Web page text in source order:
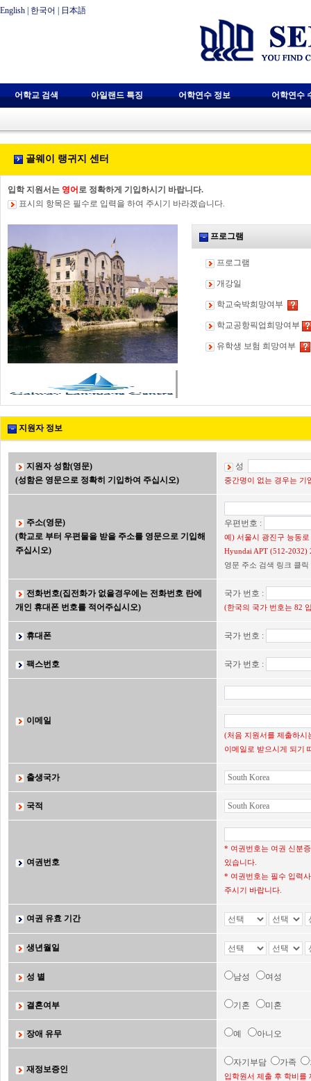
English 한국어 日本語
어학교 검색 아일랜드 특징 어학연수 정보 어학연수
골웨이 랭귀지 센터
입학 지원서는 영어 로 정확하게 기입하시기 바랍니다.
표시의 항목은 필수로 입력을 하여 주시기 바라겠습니다.
프로그램
프로그램
개강일
학교숙박희망여부
학교공항픽업희망여부
유학생 보험 희망여부
지원자 정보
지원자 성함(영문)
(성함은 영문으로 정확히 기입하여 주십시오)
성
중간명이 없는 경우는 기
주소(영문)
(학교로 부터 우편물을 받을 주소를 영문으로 기입해
주십시오)
우편번호 :
예) 서울시 광진구 능동
Hyundai APT (512-2032)
영문 주소 검색 링크 클릭
전화번호(집전화가 없을경우에는 전화번호 란에
개인 휴대폰 번호를 적어주십시오)
국가 번호 :
(한국의 국가 번호는 82
휴대폰 국가 번호 :
팩스번호 국가 번호 :
이메일
(처음 지원서를 제출하시
이메일로 받으시게 되기
출생국가
국적
여권번호
* 여권번호는 여권 신분
있습니다.
* 여권번호는 필수 입력
주시기 바랍니다.
여권 유효 기간
생년월일
성 별 남성 여성
결혼여부 기혼 미혼
장애 유무 예 아니오
재정보증인
자기부담 가족
입학원서 제출 후 학비를